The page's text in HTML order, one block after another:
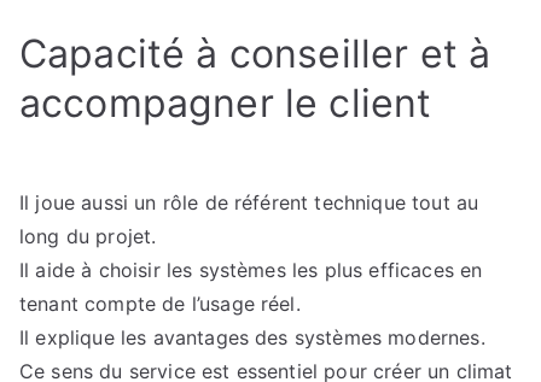
Capacité à conseiller et à
accompagner le client
Il joue aussi un rôle de référent technique tout au
long du projet.
Il aide à choisir les systèmes les plus efficaces en
tenant compte de l’usage réel.
Il explique les avantages des systèmes modernes.
Ce sens du service est essentiel pour créer un climat